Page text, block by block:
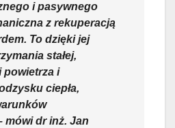
i pasywnego
z rekuperacją
To dzięki jej
stałej,
powietrza i
ciepła,
mówi dr inż. Jan